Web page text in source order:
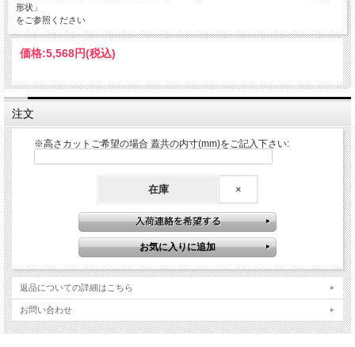
形状」
をご参照ください
価格:5,568円(税込)
注文
※高さカットご希望の場合 蓋共の内寸(mm)をご記入下さい:
在庫 ×
返品についての詳細はこちら
お問い合わせ